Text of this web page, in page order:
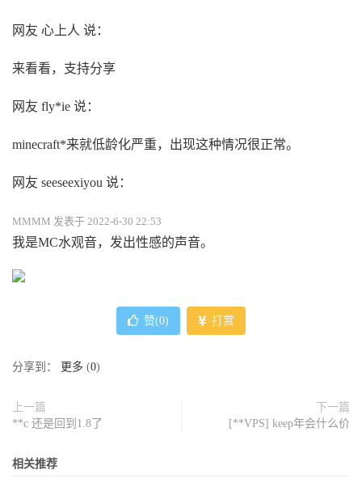
网友 心上人 说：
来看看，支持分享
网友 fly*ie 说：
minecraft*来就低龄化严重，出现这种情况很正常。
网友 seeseexiyou 说：
MMMM 发表于 2022-6-30 22:53
我是MC水观音，发出性感的声音。
赞(0) 打赏
分享到： 更多 (0)
上一篇
**c 还是回到1.8了
下一篇
[**VPS] keep年会什么价
相关推荐